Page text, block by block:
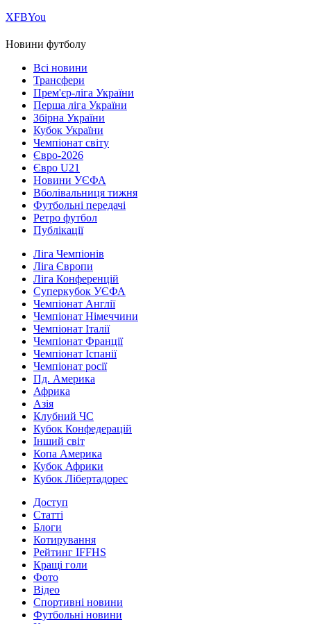
ХFBYou
Новини футболу
Всі новини
Трансфери
Прем'єр-ліга України
Перша ліга України
Збірна України
Кубок України
Чемпіонат світу
Євро-2026
Євро U21
Новини УЄФА
Вболівальниця тижня
Футбольні передачі
Ретро футбол
Публікації
Ліга Чемпіонів
Ліга Європи
Ліга Конференцій
Суперкубок УЄФА
Чемпіонат Англії
Чемпіонат Німеччини
Чемпіонат Італії
Чемпіонат Франції
Чемпіонат Іспанії
Чемпіонат росії
Пд. Америка
Африка
Азія
Клубний ЧС
Кубок Конфедерацій
Інший світ
Копа Америка
Кубок Африки
Кубок Лібертадорес
Доступ
Статті
Блоги
Котирування
Рейтинг IFFHS
Кращі голи
Фото
Відео
Спортивні новини
Футбольні новини